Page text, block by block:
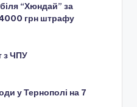
“Хюндай” за
грн штрафу
з ЧПУ
у Тернополі на 7